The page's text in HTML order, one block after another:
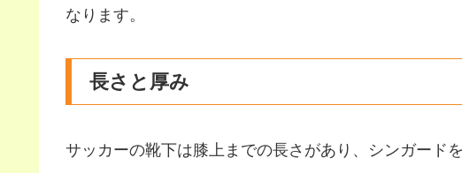
なります。
長さと厚み
サッカーの靴下は膝上までの長さがあり、シンガード